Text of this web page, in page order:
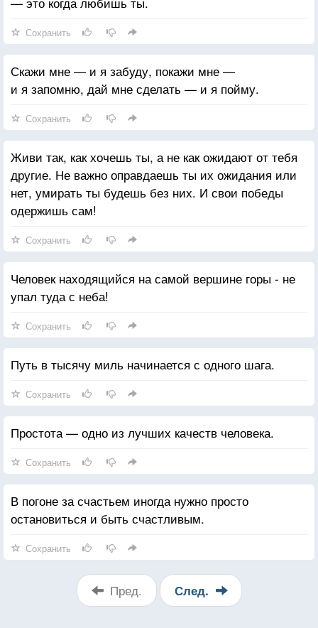
Сохранить
Скажи мне — и я забуду, покажи мне —
и я запомню, дай мне сделать — и я пойму.
Сохранить
Живи так, как хочешь ты, а не как ожидают от тебя
другие. Не важно оправдаешь ты их ожидания или
нет, умирать ты будешь без них. И свои победы
одержишь сам!
Сохранить
Человек находящийся на самой вершине горы - не
упал туда с неба!
Сохранить
Путь в тысячу миль начинается с одного шага.
Сохранить
Простота — одно из лучших качеств человека.
Сохранить
В погоне за счастьем иногда нужно просто
остановиться и быть счастливым.
Сохранить
Пред. След.